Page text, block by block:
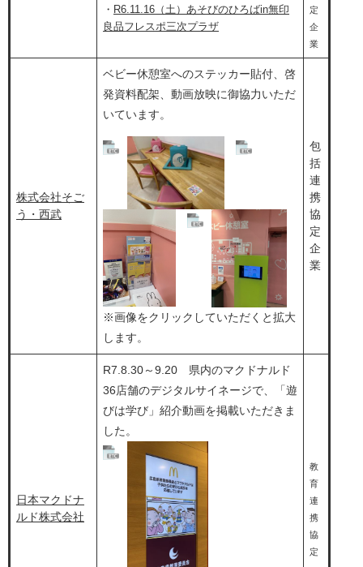
・ R6.11.16​（土）あそびのひろばin無印
良品フレスポ三次プラザ​
定
企
業
株式会社そご
う・西武
ベビー休憩室へのステッカー貼付、啓
発資料配架、動画放映に御協力いただ
いています。
※画像をクリックしていただくと拡大
します。​​
包
括
連
携
協
定
企
業
日本マクドナ
ルド株式会社
R7.8.30～9.20 県内のマクドナルド
36店舗のデジタルサイネージで、「遊
びは学び」紹介動画を掲載いただきま
した。
教
育
連
携
協
定